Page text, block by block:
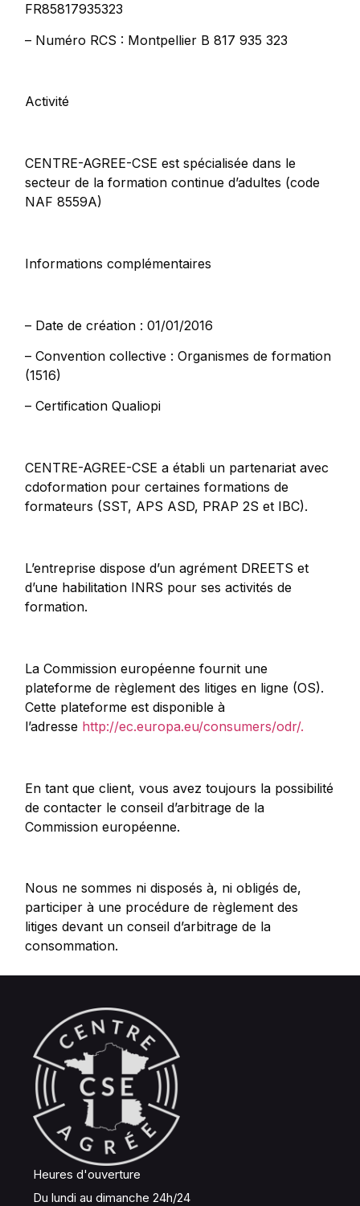
FR85817935323
– Numéro RCS : Montpellier B 817 935 323
Activité
CENTRE-AGREE-CSE est spécialisée dans le
secteur de la formation continue d’adultes (code
NAF 8559A)
Informations complémentaires
– Date de création : 01/01/2016
– Convention collective : Organismes de formation
(1516)
– Certification Qualiopi
CENTRE-AGREE-CSE a établi un partenariat avec
cdoformation pour certaines formations de
formateurs (SST, APS ASD, PRAP 2S et IBC).
L’entreprise dispose d’un agrément DREETS et
d’une habilitation INRS pour ses activités de
formation.
La Commission européenne fournit une
plateforme de règlement des litiges en ligne (OS).
Cette plateforme est disponible à
l’adresse http://ec.europa.eu/consumers/odr/.
En tant que client, vous avez toujours la possibilité
de contacter le conseil d’arbitrage de la
Commission européenne.
Nous ne sommes ni disposés à, ni obligés de,
participer à une procédure de règlement des
litiges devant un conseil d’arbitrage de la
consommation.
Heures d'ouverture
Du lundi au dimanche 24h/24